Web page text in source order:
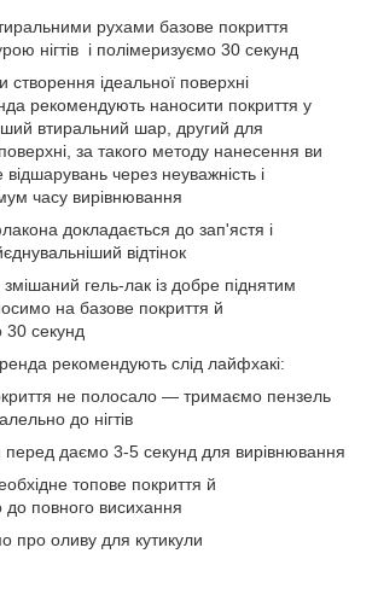
рухами базове покриття
нігтів і полімеризуємо 30 секунд
створення ідеальної поверхні
рекомендують наносити покриття у
втиральний шар, другий для
за такого методу нанесення ви
через неуважність і
часу вирівнювання
докладається до зап'ястя і
відтінок
гель-лак із добре піднятим
на базове покриття й
30 секунд
рекомендують слід лайфхакі:
не полосало — тримаємо пензель
до нігтів
перед даємо 3-5 секунд для вирівнювання
топове покриття й
до повного висихання
про оливу для кутикули